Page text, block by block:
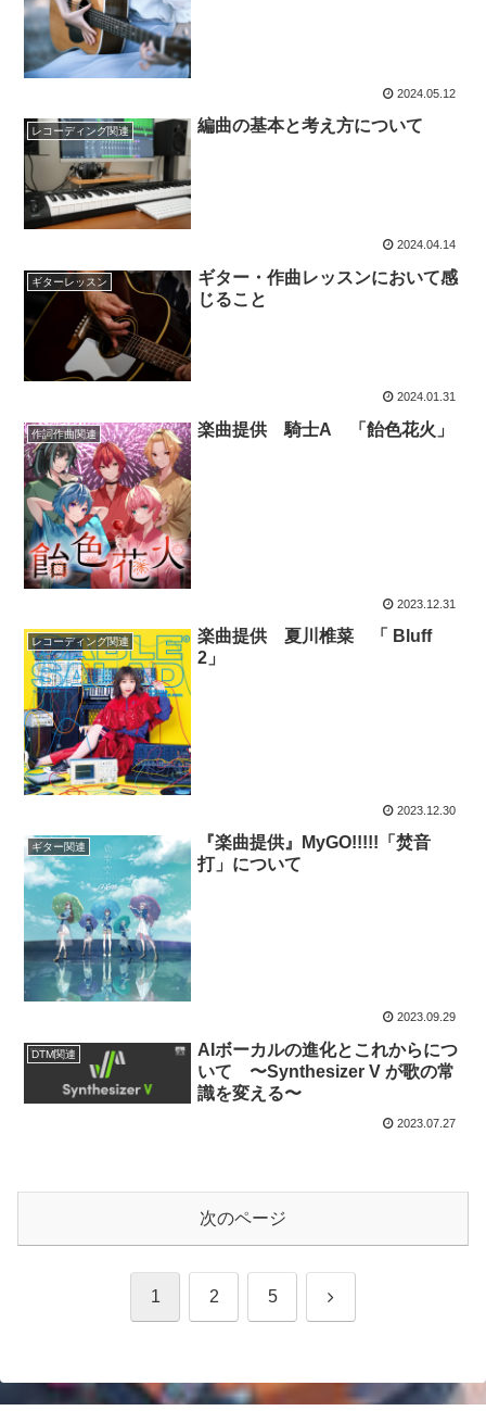
2024.05.12
レコーディング関連 編曲の基本と考え方について
2024.04.14
ギターレッスン
ギター・作曲レッスンにおいて感
じること
2024.01.31
作詞作曲関連 楽曲提供 騎士A 「飴色花火」
2023.12.31
レコーディング関連
楽曲提供 夏川椎菜 「 Bluff
2」
2023.12.30
ギター関連
『楽曲提供』MyGO!!!!!「焚音
打」について
2023.09.29
DTM関連
AIボーカルの進化とこれからにつ
いて 〜Synthesizer V が歌の常
識を変える〜
2023.07.27
次のページ
1 2 5 次